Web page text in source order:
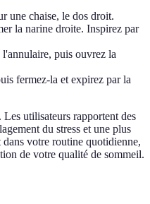
une chaise, le dos droit.
la narine droite. Inspirez par
puis ouvrez la
fermez-la et expirez par la
utilisateurs rapportent des
du stress et une plus
votre routine quotidienne,
de votre qualité de sommeil.